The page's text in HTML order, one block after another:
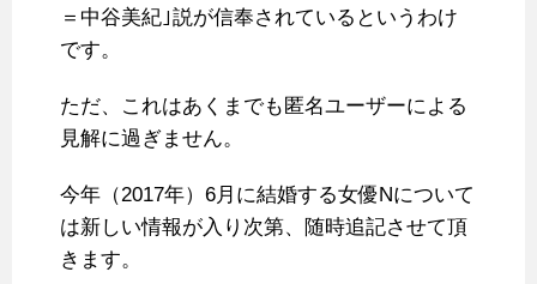
＝中谷美紀｣説が信奉されているというわけ
です。
ただ、これはあくまでも匿名ユーザーによる
見解に過ぎません。
今年（2017年）6月に結婚する女優Nについて
は新しい情報が入り次第、随時追記させて頂
きます。